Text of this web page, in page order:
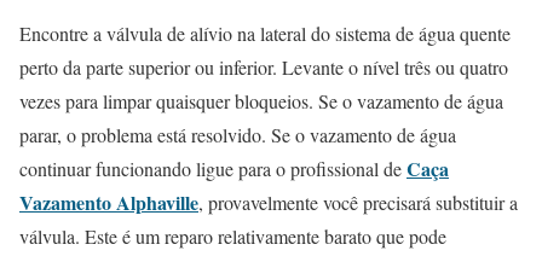
Encontre a válvula de alívio na lateral do sistema de água quente
perto da parte superior ou inferior. Levante o nível três ou quatro
vezes para limpar quaisquer bloqueios. Se o vazamento de água
parar, o problema está resolvido. Se o vazamento de água
continuar funcionando ligue para o profissional deCaça
Vazamento Alphaville, provavelmente você precisará substituir a
válvula. Este é um reparo relativamente barato que pode